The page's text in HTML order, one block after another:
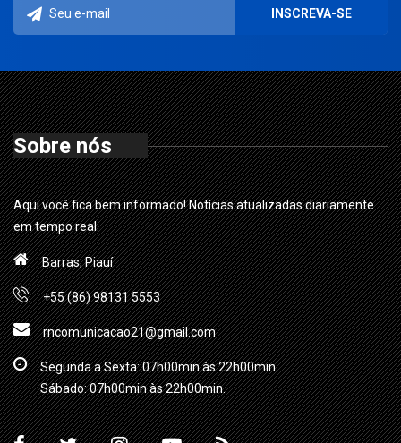
Sobre nós
Aqui você fica bem informado! Notícias atualizadas diariamente
em tempo real.
Barras, Piauí
+55 (86) 98131 5553
rncomunicacao21@gmail.com
Segunda a Sexta: 07h00min às 22h00min
Sábado: 07h00min às 22h00min.